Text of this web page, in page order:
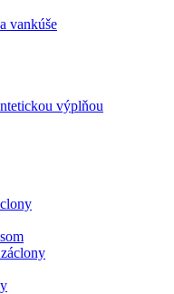
vankúše
výplňou